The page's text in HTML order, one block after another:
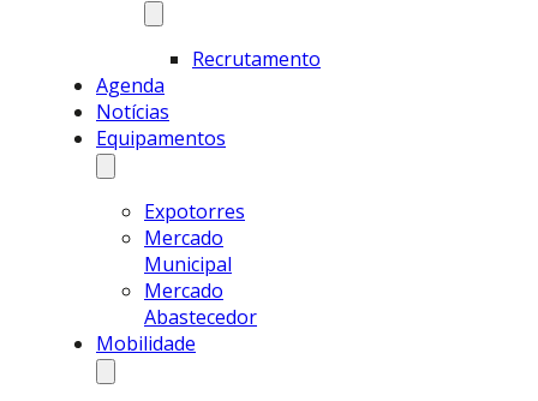
Recrutamento
Agenda
Notícias
Equipamentos
Expotorres
Mercado
Municipal
Mercado
Abastecedor
Mobilidade